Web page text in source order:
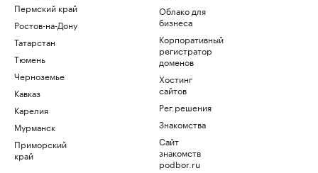
Пермский край
Ростов-на-Дону
Татарстан
Тюмень
Черноземье
Кавказ
Карелия
Мурманск
Приморский
край
Облако для
бизнеса
Корпоративный
регистратор
доменов
Хостинг
сайтов
Рег.решения
Знакомства
Сайт
знакомств
podbor.ru